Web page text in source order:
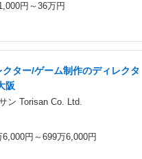
円～36万円
ター/ゲーム制作のディレクタ
阪
ン Torisan Co. Ltd.
円～699万6,000円